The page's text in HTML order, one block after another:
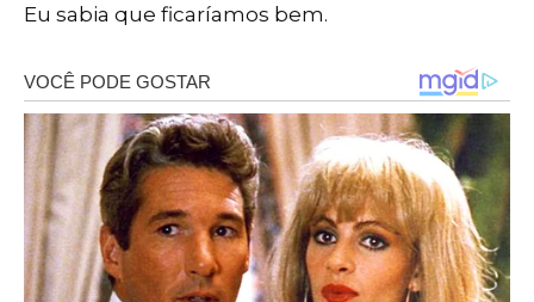
Eu sabia que ficaríamos bem.